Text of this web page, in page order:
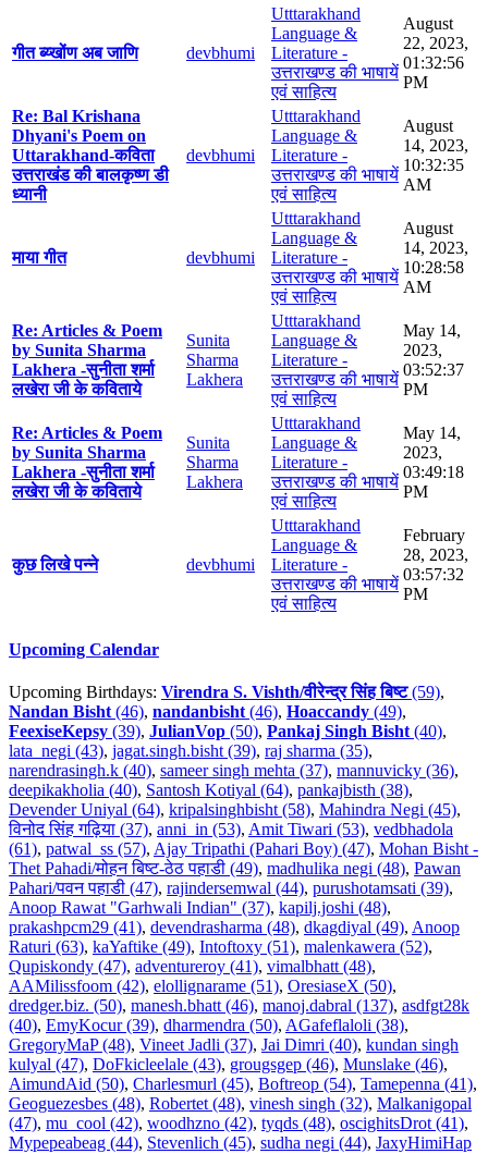
गीत ब्य्खोंण अब जाणि devbhumi
Utttarakhand
Language &
Literature -
उत्तराखण्ड की भाषायें
एवं साहित्य
August
22, 2023,
01:32:56
PM
Re: Bal Krishana
Dhyani's Poem on
Uttarakhand-कविता
उत्तराखंड की बालकृष्ण डी
ध्यानी
devbhumi
Utttarakhand
Language &
Literature -
उत्तराखण्ड की भाषायें
एवं साहित्य
August
14, 2023,
10:32:35
AM
माया गीत devbhumi
Utttarakhand
Language &
Literature -
उत्तराखण्ड की भाषायें
एवं साहित्य
August
14, 2023,
10:28:58
AM
Re: Articles & Poem
by Sunita Sharma
Lakhera -सुनीता शर्मा
लखेरा जी के कविताये
Sunita
Sharma
Lakhera
Utttarakhand
Language &
Literature -
उत्तराखण्ड की भाषायें
एवं साहित्य
May 14,
2023,
03:52:37
PM
Re: Articles & Poem
by Sunita Sharma
Lakhera -सुनीता शर्मा
लखेरा जी के कविताये
Sunita
Sharma
Lakhera
Utttarakhand
Language &
Literature -
उत्तराखण्ड की भाषायें
एवं साहित्य
May 14,
2023,
03:49:18
PM
कुछ लिखे पन्ने devbhumi
Utttarakhand
Language &
Literature -
उत्तराखण्ड की भाषायें
एवं साहित्य
February
28, 2023,
03:57:32
PM
Upcoming Calendar
Upcoming Birthdays: Virendra S. Vishth/वीरेन्द्र सिंह बिष्ट(59),
Nandan Bisht(46), nandanbisht(46), Hoaccandy (49),
FeexiseKepsy (39), JulianVop (50), Pankaj Singh Bisht(40),
lata_negi (43), jagat.singh.bisht (39), raj sharma (35),
narendrasingh.k (40), sameer singh mehta (37), mannuvicky (36),
deepikakholia (40), Santosh Kotiyal (64), pankajbisth (38),
Devender Uniyal (64), kripalsinghbisht (58), Mahindra Negi (45),
विनोद सिंह गढ़िया (37), anni_in (53), Amit Tiwari (53), vedbhadola
(61), patwal_ss (57), Ajay Tripathi (Pahari Boy) (47), Mohan Bisht -
Thet Pahadi/मोहन बिष्ट-ठेठ पहाडी (49), madhulika negi (48), Pawan
Pahari/पवन पहाडी (47), rajindersemwal (44), purushotamsati (39),
Anoop Rawat "Garhwali Indian" (37), kapilj.joshi (48),
prakashpcm29 (41), devendrasharma (48), dkagdiyal (49), Anoop
Raturi (63), kaYaftike (49), Intoftoxy (51), malenkawera (52),
Qupiskondy (47), adventureroy (41), vimalbhatt (48),
AAMilissfoom (42), elollignarame (51), OresiaseX (50),
dredger.biz. (50), manesh.bhatt (46), manoj.dabral (137), asdfgt28k
(40), EmyKocur (39), dharmendra (50), AGafeflaloli (38),
GregoryMaP (48), Vineet Jadli (37), Jai Dimri (40), kundan singh
kulyal (47), DoFkicleelale (43), grougsgep (46), Munslake (46),
AimundAid (50), Charlesmurl (45), Boftreop (54), Tamepenna (41),
Geoguezesbes (48), Robertet (48), vinesh singh (32), Malkanigopal
(47), mu_cool (42), woodhzno (42), tyqds (48), oscighitsDrot (41),
Mypepeabeag (44), Stevenlich (45), sudha negi (44), JaxyHimiHap